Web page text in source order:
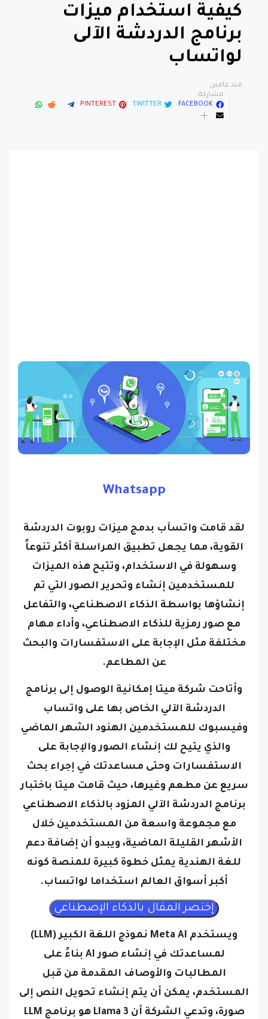
كيفية استخدام ميزات
برنامج الدردشة الآلى
لواتساب
منذ عامين
مشاركة:
FACEBOOK
TWITTER
PINTEREST
Whatsapp
لقد قامت واتسآب بدمج ميزات روبوت الدردشة
القوية، مما يجعل تطبيق المراسلة أكثر تنوعاً
وسهولة في الاستخدام، وتتيح هذه الميزات
للمستخدمين إنشاء وتحرير الصور التي تم
إنشاؤها بواسطة الذكاء الاصطناعي، والتفاعل
مع صور رمزية للذكاء الاصطناعي، وأداء مهام
مختلفة مثل الإجابة على الاستفسارات والبحث
عن المطاعم.
وأتاحت شركة ميتا إمكانية الوصول إلى برنامج
الدردشة الآلي الخاص بها على واتساب
وفيسبوك للمستخدمين الهنود الشهر الماضي
والذي يتيح لك إنشاء الصور والإجابة على
الاستفسارات وحتى مساعدتك في إجراء بحث
سريع عن مطعم وغيرها، حيث قامت ميتا باختبار
برنامج الدردشة الآلي المزود بالذكاء الاصطناعي
مع مجموعة واسعة من المستخدمين خلال
الأشهر القليلة الماضية، ويبدو أن إضافة دعم
للغة الهندية يمثل خطوة كبيرة للمنصة كونه
أكبر أسواق العالم استخداما لواتساب.
ويستخدم Meta AI نموذج اللغة الكبير (LLM)
لمساعدتك في إنشاء صور AI بناءً على
المطالبات والأوصاف المقدمة من قبل
المستخدم، يمكن أن يتم إنشاء تحويل النص إلى
صورة،
وتدعي الشركة أن Llama 3 هو برنامج LLM